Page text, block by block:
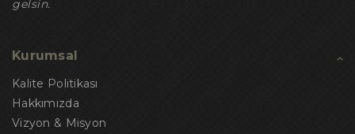
gelsin.
Kurumsal
Kalite Politikası
Hakkımızda
Vizyon & Misyon